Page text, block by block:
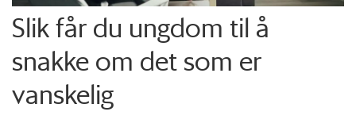
Slik får du ungdom til å
snakke om det som er
vanskelig